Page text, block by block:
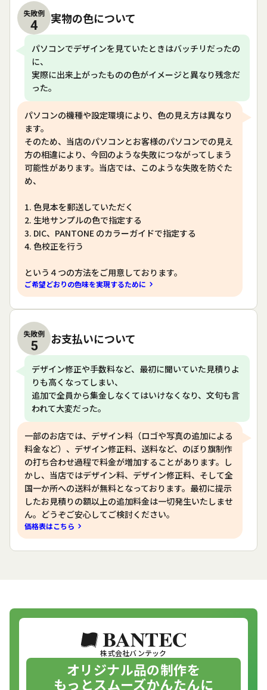
失敗例
4 実物の色について
パソコンでデザインを見ていたときはバッチリだったの
に、
実際に出来上がったものの色がイメージと異なり残念だ
った。
パソコンの機種や設定環境により、色の見え方は異なり
ます。
そのため、当店のパソコンとお客様のパソコンでの見え
方の相違により、今回のような失敗につながってしまう
可能性があります。当店では、このような失敗を防ぐた
め、
1. 色見本を郵送していただく
2. 生地サンプルの色で指定する
3. DIC、PANTONE のカラーガイドで指定する
4. 色校正を行う
という４つの方法をご用意しております。
ご希望どおりの色味を実現するために
失敗例
5 お支払いについて
デザイン修正や手数料など、最初に聞いていた見積りよ
りも高くなってしまい、
追加で全員から集金しなくてはいけなくなり、文句も言
われて大変だった。
一部のお店では、デザイン料（ロゴや写真の追加による
料金など）、デザイン修正料、送料など、のぼり旗制作
の打ち合わせ過程で料金が増加することがあります。し
かし、当店ではデザイン料、デザイン修正料、そして全
国一か所への送料が無料となっております。最初に提示
したお見積りの額以上の追加料金は一切発生いたしませ
ん。どうぞご安心してご検討ください。
価格表はこちら
株式会社バンテック
オリジナル品の制作を
もっとスムーズかんたんに